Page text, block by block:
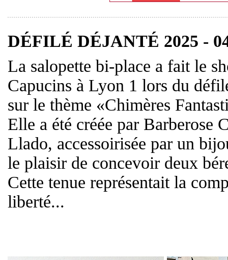
DÉFILÉ DÉJANTÉ 2025 -
La salopette bi-place a fait le
Capucins à Lyon 1 lors du
sur le thème «Chimères
Elle a été créée par Barberose
Llado, accessoirisée par un
le plaisir de concevoir deux
Cette tenue représentait la
liberté...